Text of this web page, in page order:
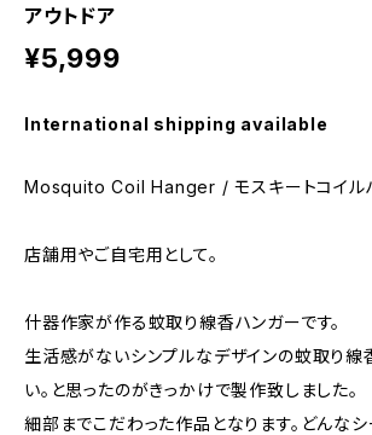
アウトドア
¥5,999
International shipping available
Mosquito Coil Hanger / モスキートコイル
店舗用やご自宅用として。
什器作家が作る蚊取り線香ハンガーです。
生活感がないシンプルなデザインの蚊取り線
い。と思ったのがきっかけで製作致しました。
細部までこだわった作品となります。どんな